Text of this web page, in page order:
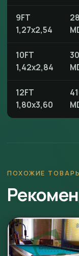
9FT
1,27x2,54
10FT
1,42x2,84
12FT
1,80x3,60
ПОХОЖИЕ